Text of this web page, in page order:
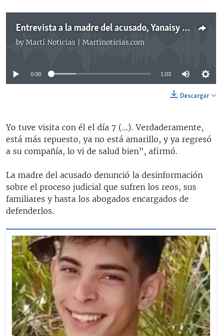
Entrevista a la madre del acusado, Yanaisy Curbelo
by Martí Noticias | Martinoticias.com
No media source currently available
0:00 1:03
Descargar
Yo tuve visita con él el día 7 (…). Verdaderamente,
está más repuesto, ya no está amarillo, y ya regresó
a su compañía, lo vi de salud bien”, afirmó.
La madre del acusado denunció la desinformación
sobre el proceso judicial que sufren los reos, sus
familiares y hasta los abogados encargados de
defenderlos.